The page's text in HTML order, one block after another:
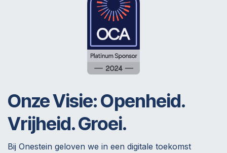
Onze Visie:Openheid.
Vrijheid. Groei.
Bij Onestein geloven we in een digitale toekomst